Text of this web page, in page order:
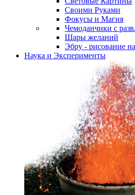
Своими Руками
Фокусы и Магия
Чемоданчики с
Шары желаний
Эбру - рисование
Наука и Эксперименты